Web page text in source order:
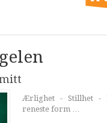
Ærlighet - Stillhet -
reneste form …